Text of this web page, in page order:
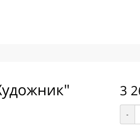
3
-